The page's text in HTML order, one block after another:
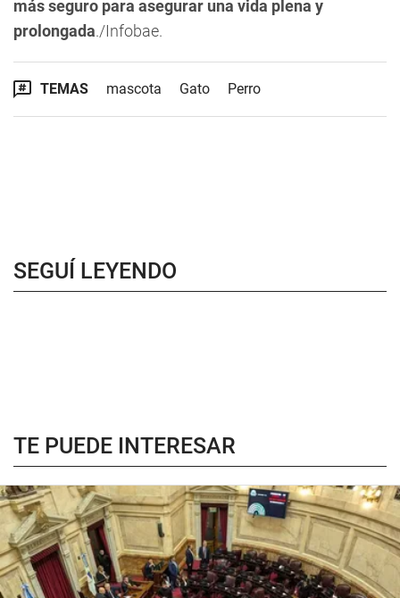
más seguro para asegurar una vida plena y
prolongada./Infobae.
TEMAS mascota Gato Perro
SEGUÍ LEYENDO
TE PUEDE INTERESAR